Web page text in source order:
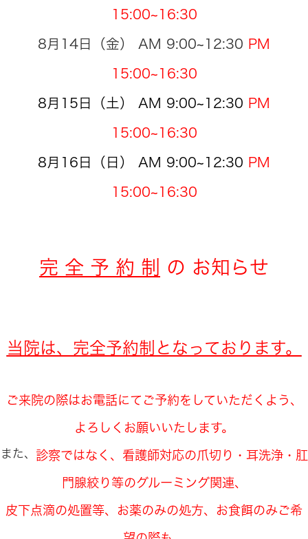
15:00~16:30
8月14日（金） AM 9:00~12:30 PM
15:00~16:30
8月15日（土） AM 9:00~12:30 PM
15:00~16:30
8月16日（日） AM 9:00~12:30 PM
15:00~16:30
完 全 予 約 制 の お知らせ
当院は、完全予約制となっております。
ご来院の際はお電話にてご予約をしていただくよう、
よろしくお願いいたします。
また、 診察ではなく、看護師対応の爪切り・耳洗浄・肛
門腺絞り等のグルーミング関連、
皮下点滴の処置等、お薬のみの処方、お食餌のみご希